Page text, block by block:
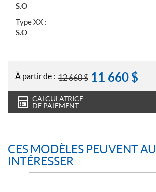
S.O
Type XX :
S.O
À partir de : 12 660$ 11 660 $
CALCULATRICE
DE PAIEMENT
CES MODÈLES PEUVENT
INTÉRESSER